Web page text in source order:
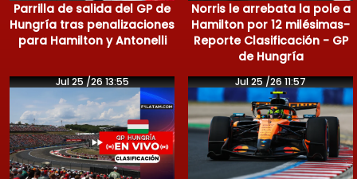
Parrilla de salida del GP de
Hungría tras penalizaciones
para Hamilton y Antonelli
Norris le arrebata la pole a
Hamilton por 12 milésimas-
Reporte Clasificación - GP
de Hungría
Jul 25 /26 13:55 Jul 25 /26 11:57